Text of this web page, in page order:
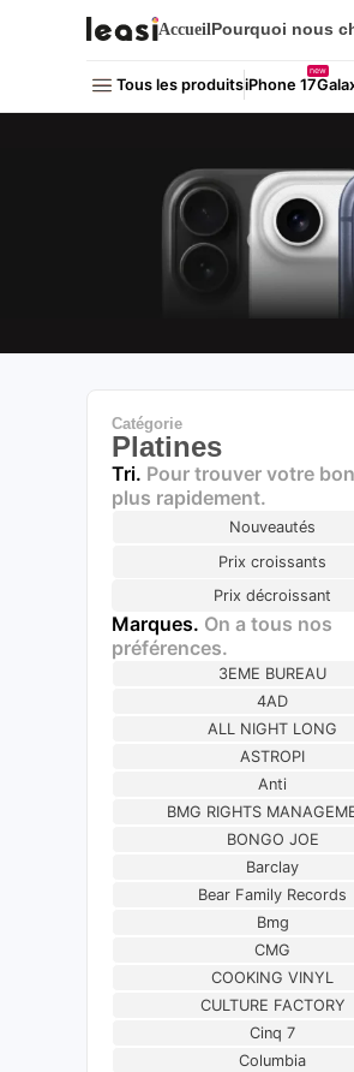
AccueilPourquoi nous
Tous les produitsiPhone 17
new
Catégorie
Platines
Tri. Pour trouver votre
plus rapidement.
Nouveautés
Prix croissants
Prix décroissant
Marques. On a tous nos
préférences.
3EME BUREAU
4AD
ALL NIGHT LONG
ASTROPI
Anti
BMG RIGHTS
BONGO JOE
Barclay
Bear Family Records
Bmg
CMG
COOKING VINYL
CULTURE FACTORY
Cinq 7
Columbia